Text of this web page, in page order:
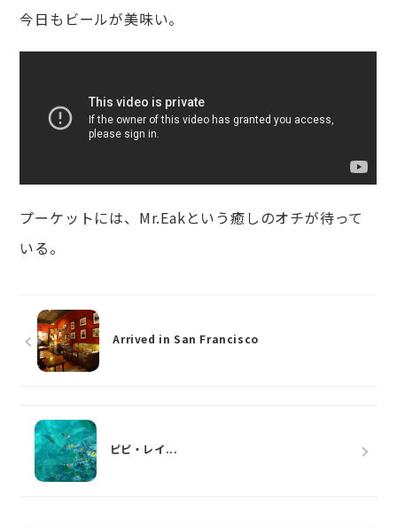
今日もビールが美味い。
プーケットには、Mr.Eakという癒しのオチが待って
いる。
Arrived in San Francisco
ピピ・レイ...